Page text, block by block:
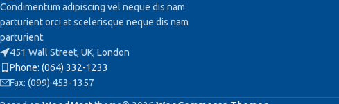
Condimentum adipiscing vel neque dis nam
parturient orci at scelerisque neque dis nam
parturient.
451 Wall Street, UK, London
Phone: (064) 332-1233
Fax: (099) 453-1357